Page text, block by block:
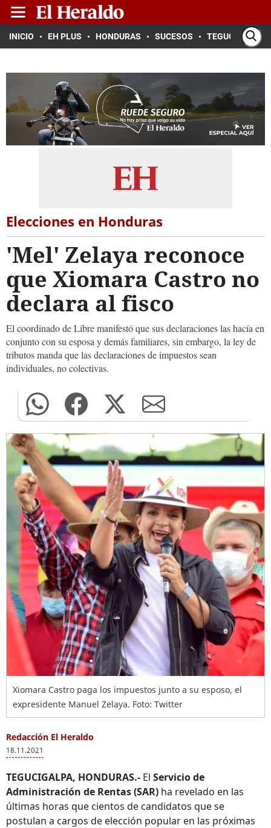
INICIO EH PLUS HONDURAS SUCESOS TEGUCIGALPA
Elecciones en Honduras
'Mel' Zelaya reconoce
que Xiomara Castro no
declara al fisco
El coordinado de Libre manifestó que sus declaraciones las hacía en
conjunto con su esposa y demás familiares, sin embargo, la ley de
tributos manda que las declaraciones de impuestos sean
individuales, no colectivas.
Xiomara Castro paga los impuestos junto a su esposo, el
expresidente Manuel Zelaya. Foto: Twitter
Redacción El Heraldo
18.11.2021
TEGUCIGALPA, HONDURAS.- El Servicio de
Administración de Rentas (SAR) ha revelado en las
últimas horas que cientos de candidatos que se
postulan a cargos de elección popular en las próximas